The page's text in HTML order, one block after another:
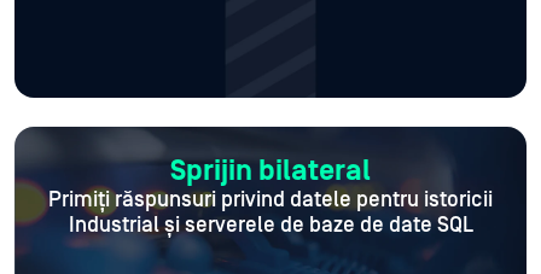
Sprijin bilateral
Primiți răspunsuri privind datele pentru istoricii
Industrial și serverele de baze de date SQL